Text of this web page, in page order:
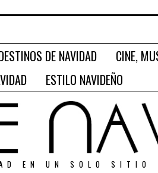
DE NAVIDAD
CINE,
ESTILO NAVIDEÑO
EN UN SOLO SITIO